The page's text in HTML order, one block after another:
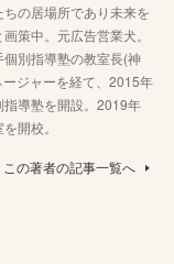
の居場所であり未来を
策中。元広告営業犬。
別指導塾の教室長(神
ジャーを経て、2015年
導塾を開設。2019年
開校。
この著者の記事一覧へ